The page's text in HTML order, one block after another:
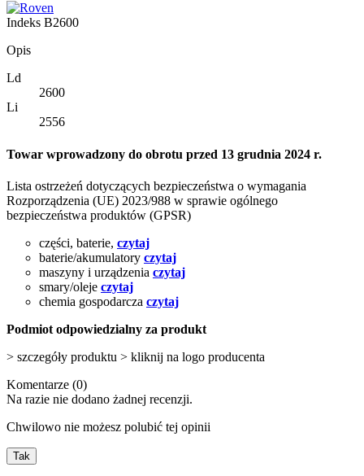
Indeks B2600
Opis
Ld
2600
Li
2556
Towar wprowadzony do obrotu przed 13 grudnia 2024 r.
Lista ostrzeżeń dotyczących bezpieczeństwa o wymagania
Rozporządzenia (UE) 2023/988 w sprawie ogólnego
bezpieczeństwa produktów (GPSR)
części, baterie, czytaj
baterie/akumulatory czytaj
maszyny i urządzenia czytaj
smary/oleje czytaj
chemia gospodarcza czytaj
Podmiot odpowiedzialny za produkt
> szczegóły produktu > kliknij na logo producenta
Komentarze (0)
Na razie nie dodano żadnej recenzji.
Chwilowo nie możesz polubić tej opinii
Tak